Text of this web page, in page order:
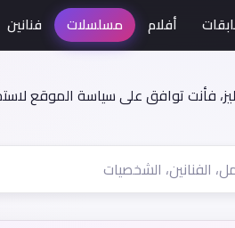
فأنت توافق على سياسة الموقع
أفلام مسلسلات فنانين